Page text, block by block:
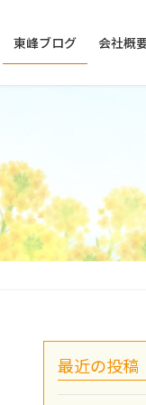
東峰ブログ 会社概
最近の投稿